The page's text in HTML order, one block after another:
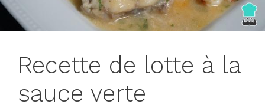
Recette de lotte à la
sauce verte